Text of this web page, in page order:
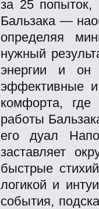
за 25 попыток,
Бальзака —
определяя
нужный
энергии и он
эффективные
комфорта,
работы
его дуал
заставляет
быстрые
логикой и
события,